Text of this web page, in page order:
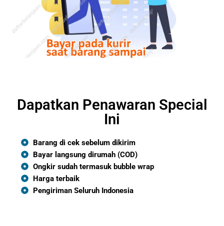
Dapatkan Penawaran Special
Ini
Barang di cek sebelum dikirim
Bayar langsung dirumah (COD)
Ongkir sudah termasuk bubble wrap
Harga terbaik
Pengiriman Seluruh Indonesia